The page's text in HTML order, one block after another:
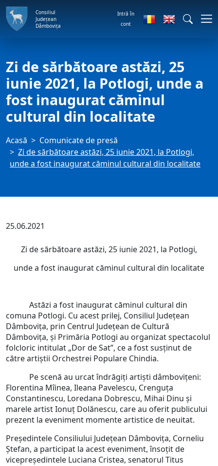
Consiliul
Județean
Dâmbovița
Intră în
cont
Zi de sărbătoare astăzi, 25
iunie 2021, la Potlogi, unde a
fost inaugurat căminul
cultural din localitate
Acasă
Comunicate de presă
Zi de sărbătoare astăzi, 25 iunie 2021, la Potlogi,
unde a fost inaugurat căminul cultural din localitate
25.06.2021
Zi de sărbătoare astăzi, 25 iunie 2021, la Potlogi,
unde a fost inaugurat căminul cultural din localitate
Astăzi a fost inaugurat căminul cultural din
comuna Potlogi. Cu acest prilej, Consiliul Județean
Dâmbovița, prin Centrul Județean de Cultură
Dâmbovița, și Primăria Potlogi au organizat spectacolul
folcloric intitulat „Dor de Sat”, ce a fost susținut de
către artiștii Orchestrei Populare Chindia.
Pe scenă au urcat îndrăgiți artiști dâmbovițeni:
Florentina Mîinea, Ileana Pavelescu, Crenguța
Constantinescu, Loredana Dobrescu, Mihai Dinu și
marele artist Ionuț Dolănescu, care au oferit publicului
prezent la eveniment momente artistice de neuitat.
Președintele Consiliului Județean Dâmbovița, Corneliu
Ștefan, a participat la acest eveniment, însoțit de
vicepreședintele Luciana Cristea, senatorul Titus